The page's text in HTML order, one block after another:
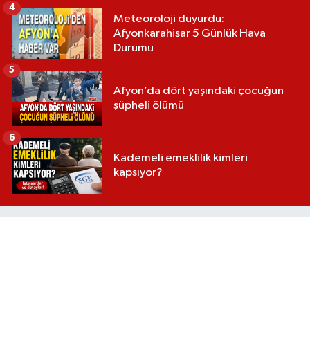
Meteoroloji duyurdu:
Afyonkarahisar 5 Günlük Hava
Durumu
4
Afyon’da dört yaşındaki çocuğun
şüpheli ölümü
5
Kademeli emeklilik kimleri
kapsıyor?
6